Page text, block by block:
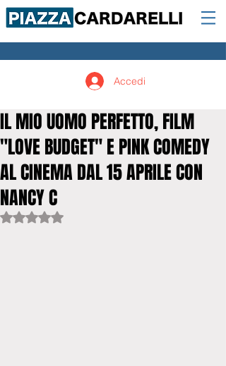
Accedi
IL MIO UOMO PERFETTO, FILM
"LOVE BUDGET" E PINK COMEDY
AL CINEMA DAL 15 APRILE CON
NANCY C
Valutazione NaN stelle su 5.